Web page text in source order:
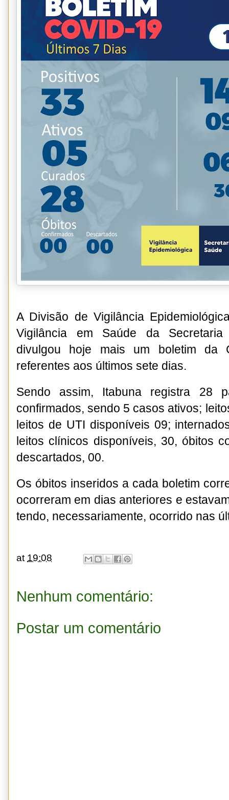
A Divisão de Vigilância
Vigilância em Saúde da
divulgou hoje mais um boletim da
referentes aos últimos sete dias.
Sendo assim, Itabuna registra 28
confirmados, sendo 5 casos ativos;
leitos de UTI disponíveis 09;
leitos clínicos disponíveis, 30, óbitos
descartados, 00.
Os óbitos inseridos a cada boletim
ocorreram em dias anteriores e
tendo, necessariamente, ocorrido nas
at 19:08
Nenhum comentário:
Postar um comentário